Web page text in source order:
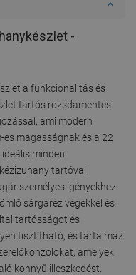
-
a funkcionalitás és
tartós rozsdamentes
ami modern
es magasságnak és a 22
minden
tartóval
személyes igényekhez
sárgaréz végekkel és
tartósságot és
tisztítható, és tartalmaz
amelyek
könnyű illeszkedést.